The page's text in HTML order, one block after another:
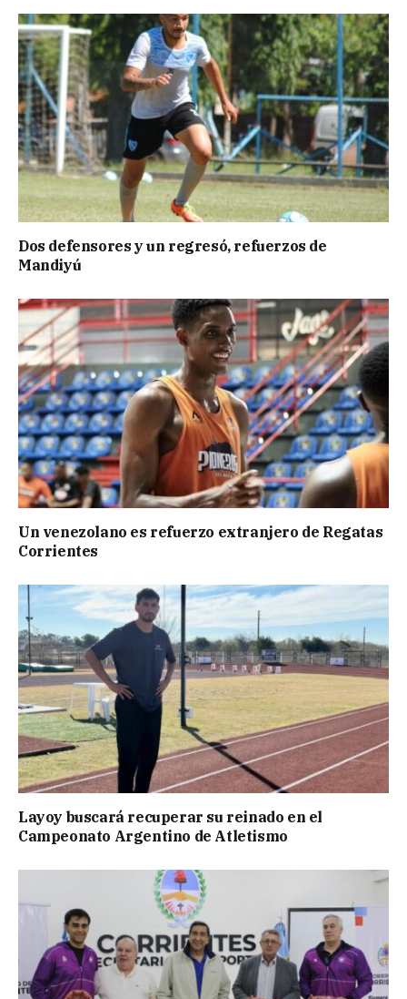
Dos defensores y un regresó, refuerzos de
Mandiyú
Un venezolano es refuerzo extranjero de Regatas
Corrientes
Layoy buscará recuperar su reinado en el
Campeonato Argentino de Atletismo